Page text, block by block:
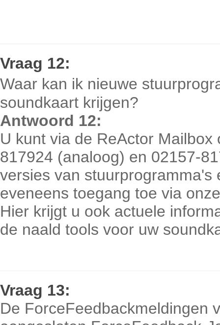
Vraag 12:
Waar kan ik nieuwe
soundkaart krijgen?
Antwoord 12:
U kunt via de ReActor
817924 (analoog) en 02157-
versies van
eveneens toegang toe via
Hier krijgt u ook actuele
de naald tools voor uw
Vraag 13:
De ForceFeedbackmeldingen